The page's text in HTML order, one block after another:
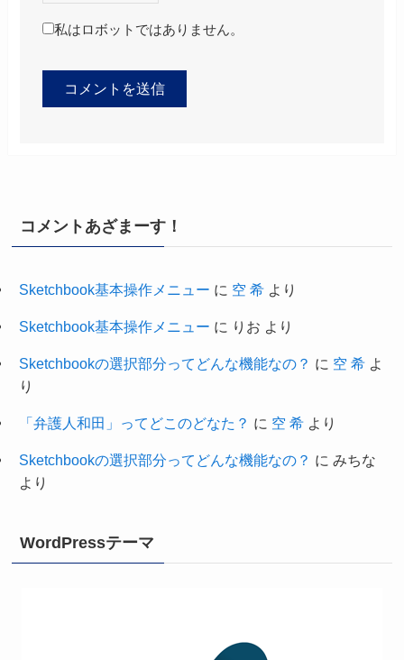
私はロボットではありません。
コメントあざまーす！
Sketchbook基本操作メニュー に 空 希 より
Sketchbook基本操作メニュー に りお より
Sketchbookの選択部分ってどんな機能なの？ に 空 希 よ
り
「弁護人和田」ってどこのどなた？ に 空 希 より
Sketchbookの選択部分ってどんな機能なの？ にみちな
より
WordPressテーマ